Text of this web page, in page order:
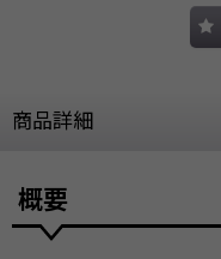
商品詳細
概要